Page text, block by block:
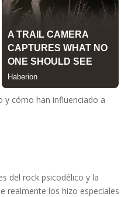
y cómo han influenciado a
del rock psicodélico y la
realmente los hizo especiales